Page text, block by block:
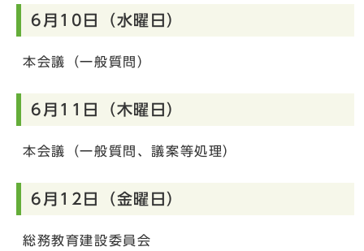
6月10日（水曜日）
本会議（一般質問）
6月11日（木曜日）
本会議（一般質問、議案等処理）
6月12日（金曜日）
総務教育建設委員会